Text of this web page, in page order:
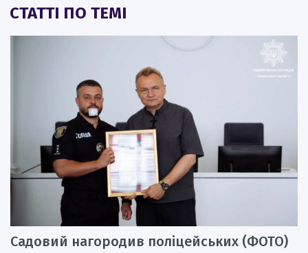
СТАТТІ ПО ТЕМІ
Садовий нагородив поліцейських (ФОТО)